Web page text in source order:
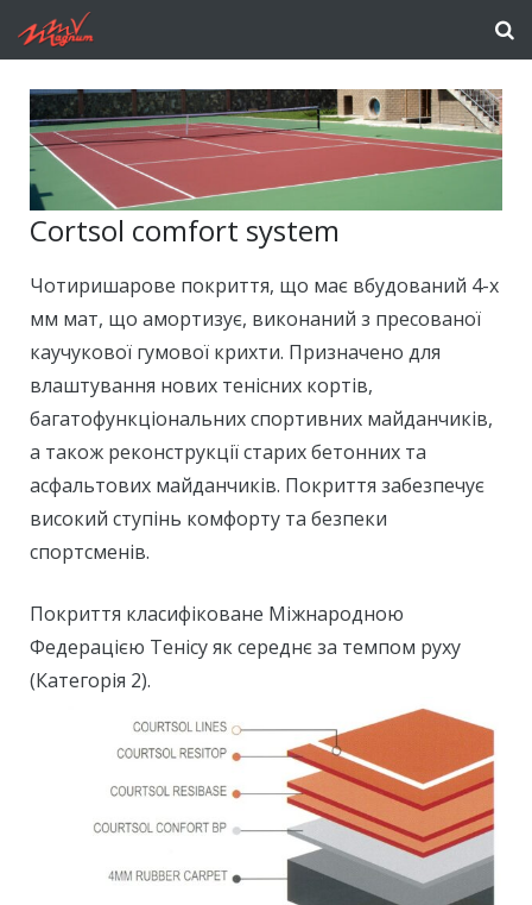
Cortsol comfort system
Чотиришарове покриття, що має вбудований 4-х
мм мат, що амортизує, виконаний з пресованої
каучукової гумової крихти. Призначено для
влаштування нових тенісних кортів,
багатофункціональних спортивних майданчиків,
а також реконструкції старих бетонних та
асфальтових майданчиків. Покриття забезпечує
високий ступінь комфорту та безпеки
спортсменів.
Покриття класифіковане Міжнародною
Федерацією Тенісу як середнє за темпом руху
(Категорія 2).